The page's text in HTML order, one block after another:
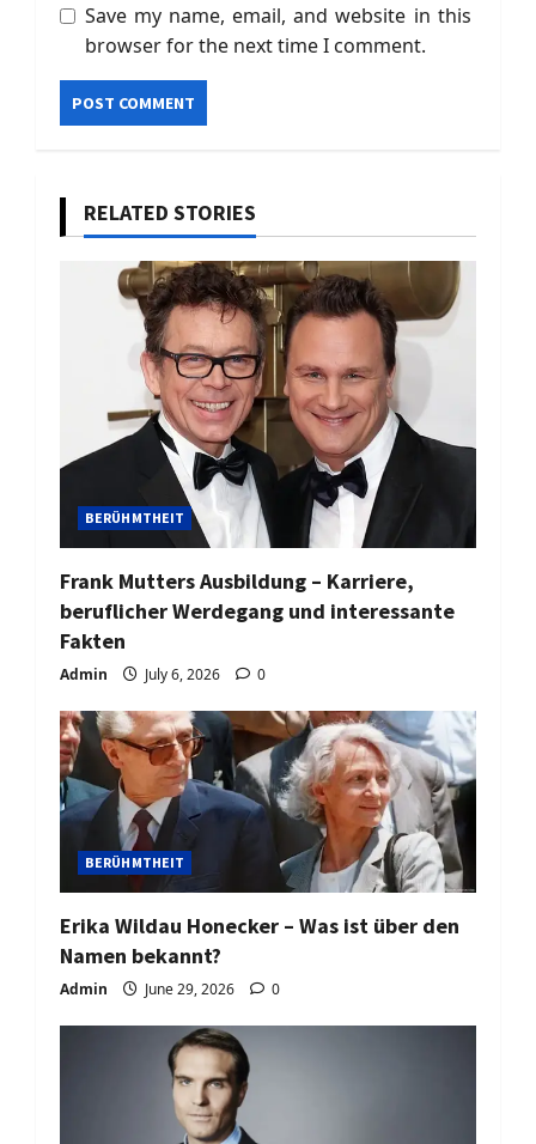
Save my name, email, and website in this
browser for the next time I comment.
RELATED STORIES
BERÜHMTHEIT
Frank Mutters Ausbildung – Karriere,
beruflicher Werdegang und interessante
Fakten
Admin July 6, 2026 0
BERÜHMTHEIT
Erika Wildau Honecker – Was ist über den
Namen bekannt?
Admin June 29, 2026 0